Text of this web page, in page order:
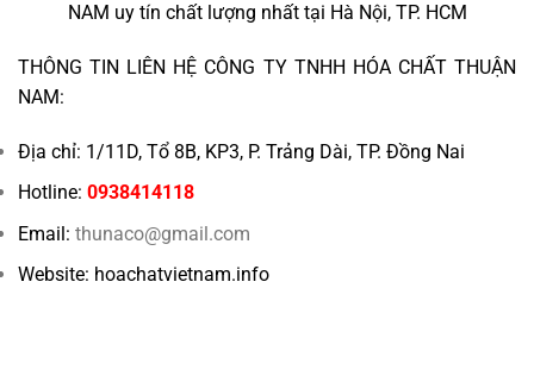
NAM uy tín chất lượng nhất tại Hà Nội, TP. HCM
THÔNG TIN LIÊN HỆ CÔNG TY TNHH HÓA CHẤT THUẬN
NAM:
Địa chỉ: 1/11D, Tổ 8B, KP3, P. Trảng Dài, TP. Đồng Nai
Hotline: 0938414118
Email: thunaco@gmail.com
Website: hoachatvietnam.info